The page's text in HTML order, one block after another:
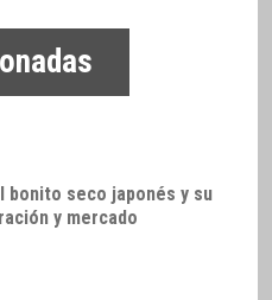
bonito seco japonés y su
y mercado